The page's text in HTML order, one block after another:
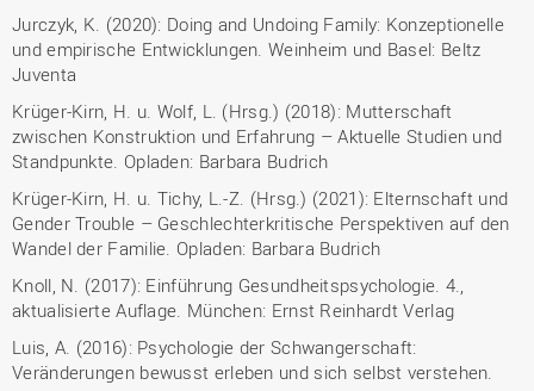
Jurczyk, K. (2020): Doing and Undoing Family: Konzeptionelle
und empirische Entwicklungen. Weinheim und Basel: Beltz
Juventa
Krüger-Kirn, H. u. Wolf, L. (Hrsg.) (2018): Mutterschaft
zwischen Konstruktion und Erfahrung – Aktuelle Studien und
Standpunkte. Opladen: Barbara Budrich
Krüger-Kirn, H. u. Tichy, L.-Z. (Hrsg.) (2021): Elternschaft und
Gender Trouble – Geschlechterkritische Perspektiven auf den
Wandel der Familie. Opladen: Barbara Budrich
Knoll, N. (2017): Einführung Gesundheitspsychologie. 4.,
aktualisierte Auflage. München: Ernst Reinhardt Verlag
Luis, A. (2016): Psychologie der Schwangerschaft:
Veränderungen bewusst erleben und sich selbst verstehen.